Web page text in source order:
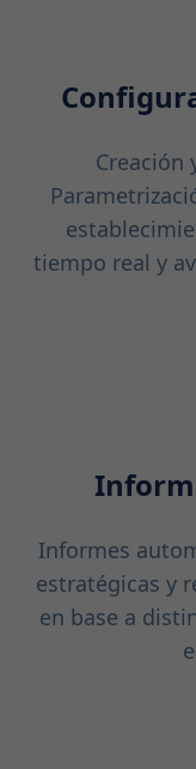
Creación
tiempo real y
Informes
estratégicas y
en base a